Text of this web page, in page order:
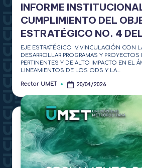
INFORME
CUMPLIMIENTO DEL
ESTRATÉGICO NO. 4
EJE ESTRATÉGICO IV. VINCULACIÓN CON
DESARROLLAR PROGRAMAS Y
PERTINENTES Y DE ALTO IMPACTO EN EL
LINEAMIENTOS DE LOS ODS Y LA…
Publicado
Rector UMET 20/04/2026